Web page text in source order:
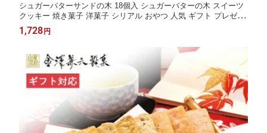
シュガーバターサンドの木 18個入 シュガーバターの木 スイーツ
クッキー 焼き菓子 洋菓子 シリアル おやつ 人気 ギフト プレゼン
ト 詰め合わせ sugar butter tree 快気 手土産 お菓子 個包装 銀のぶ
どう 菓子折り 退職 卒業 異動 定年 祝い 母の日 ホワイトデー お
1,728円